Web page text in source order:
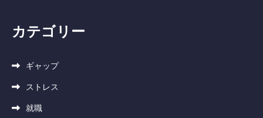
カテゴリー
ギャップ
ストレス
就職